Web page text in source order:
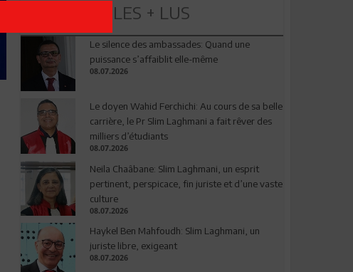
LES + LUS
Le silence des ambassades: Quand une
puissance s’affaiblit elle-même
08.07.2026
Le doyen Wahid Ferchichi: Au cours de sa belle
carrière, le Pr Slim Laghmani a fait rêver des
milliers d’étudiants
08.07.2026
Neila Chaâbane: Slim Laghmani, un esprit
pertinent, perspicace, fin juriste et d’une vaste
culture
08.07.2026
Haykel Ben Mahfoudh: Slim Laghmani, un
juriste libre, exigeant
08.07.2026